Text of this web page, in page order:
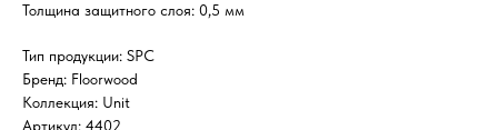
Толщина защитного слоя: 0,5 мм
Тип продукции: SPC
Бренд: Floorwood
Коллекция: Unit
Артикул: 4402